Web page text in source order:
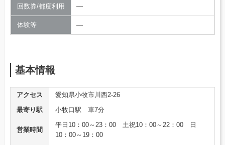
回数券/都度利用 ―
体験等 ―
基本情報
アクセス
愛知県小牧市川西2-26
最寄り駅
小牧口駅 車7分
営業時間
平日10：00～23：00 土祝10：00～22：00 日
10：00～19：00